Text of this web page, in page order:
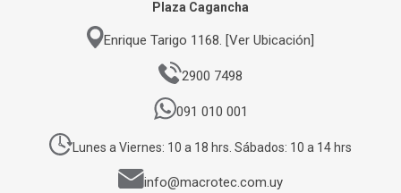
Plaza Cagancha
Enrique Tarigo 1168. [Ver Ubicación]
2900 7498
091 010 001
Lunes a Viernes: 10 a 18 hrs. Sábados: 10 a 14 hrs
info@macrotec.com.uy